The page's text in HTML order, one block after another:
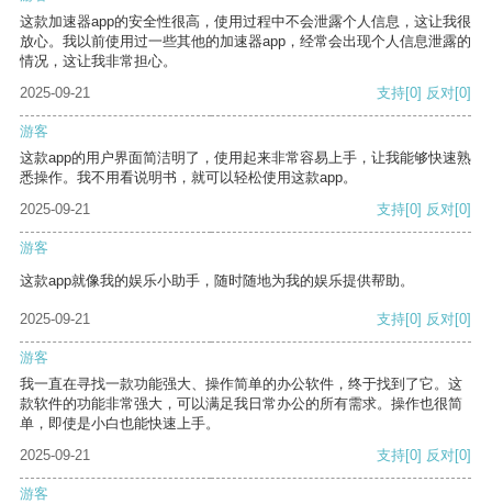
这款加速器app的安全性很高，使用过程中不会泄露个人信息，这让我很
放心。我以前使用过一些其他的加速器app，经常会出现个人信息泄露的
情况，这让我非常担心。
2025-09-21
支持[0] 反对[0]
游客
这款app的用户界面简洁明了，使用起来非常容易上手，让我能够快速熟
悉操作。我不用看说明书，就可以轻松使用这款app。
2025-09-21
支持[0] 反对[0]
游客
这款app就像我的娱乐小助手，随时随地为我的娱乐提供帮助。
2025-09-21 支持[0] 反对[0]
游客
我一直在寻找一款功能强大、操作简单的办公软件，终于找到了它。这
款软件的功能非常强大，可以满足我日常办公的所有需求。操作也很简
单，即使是小白也能快速上手。
2025-09-21
支持[0] 反对[0]
游客